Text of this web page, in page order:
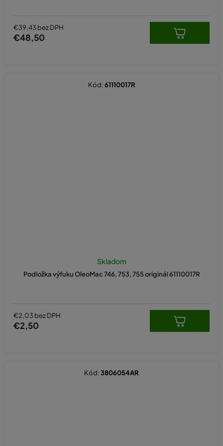
€39,43 bez DPH
€48,50
Podložka výfuku OleoMac 746, 753, 755 originál 61110017R
Skladom
€2,03 bez DPH
€2,50
Kód:61110017R
Kód:3806054AR